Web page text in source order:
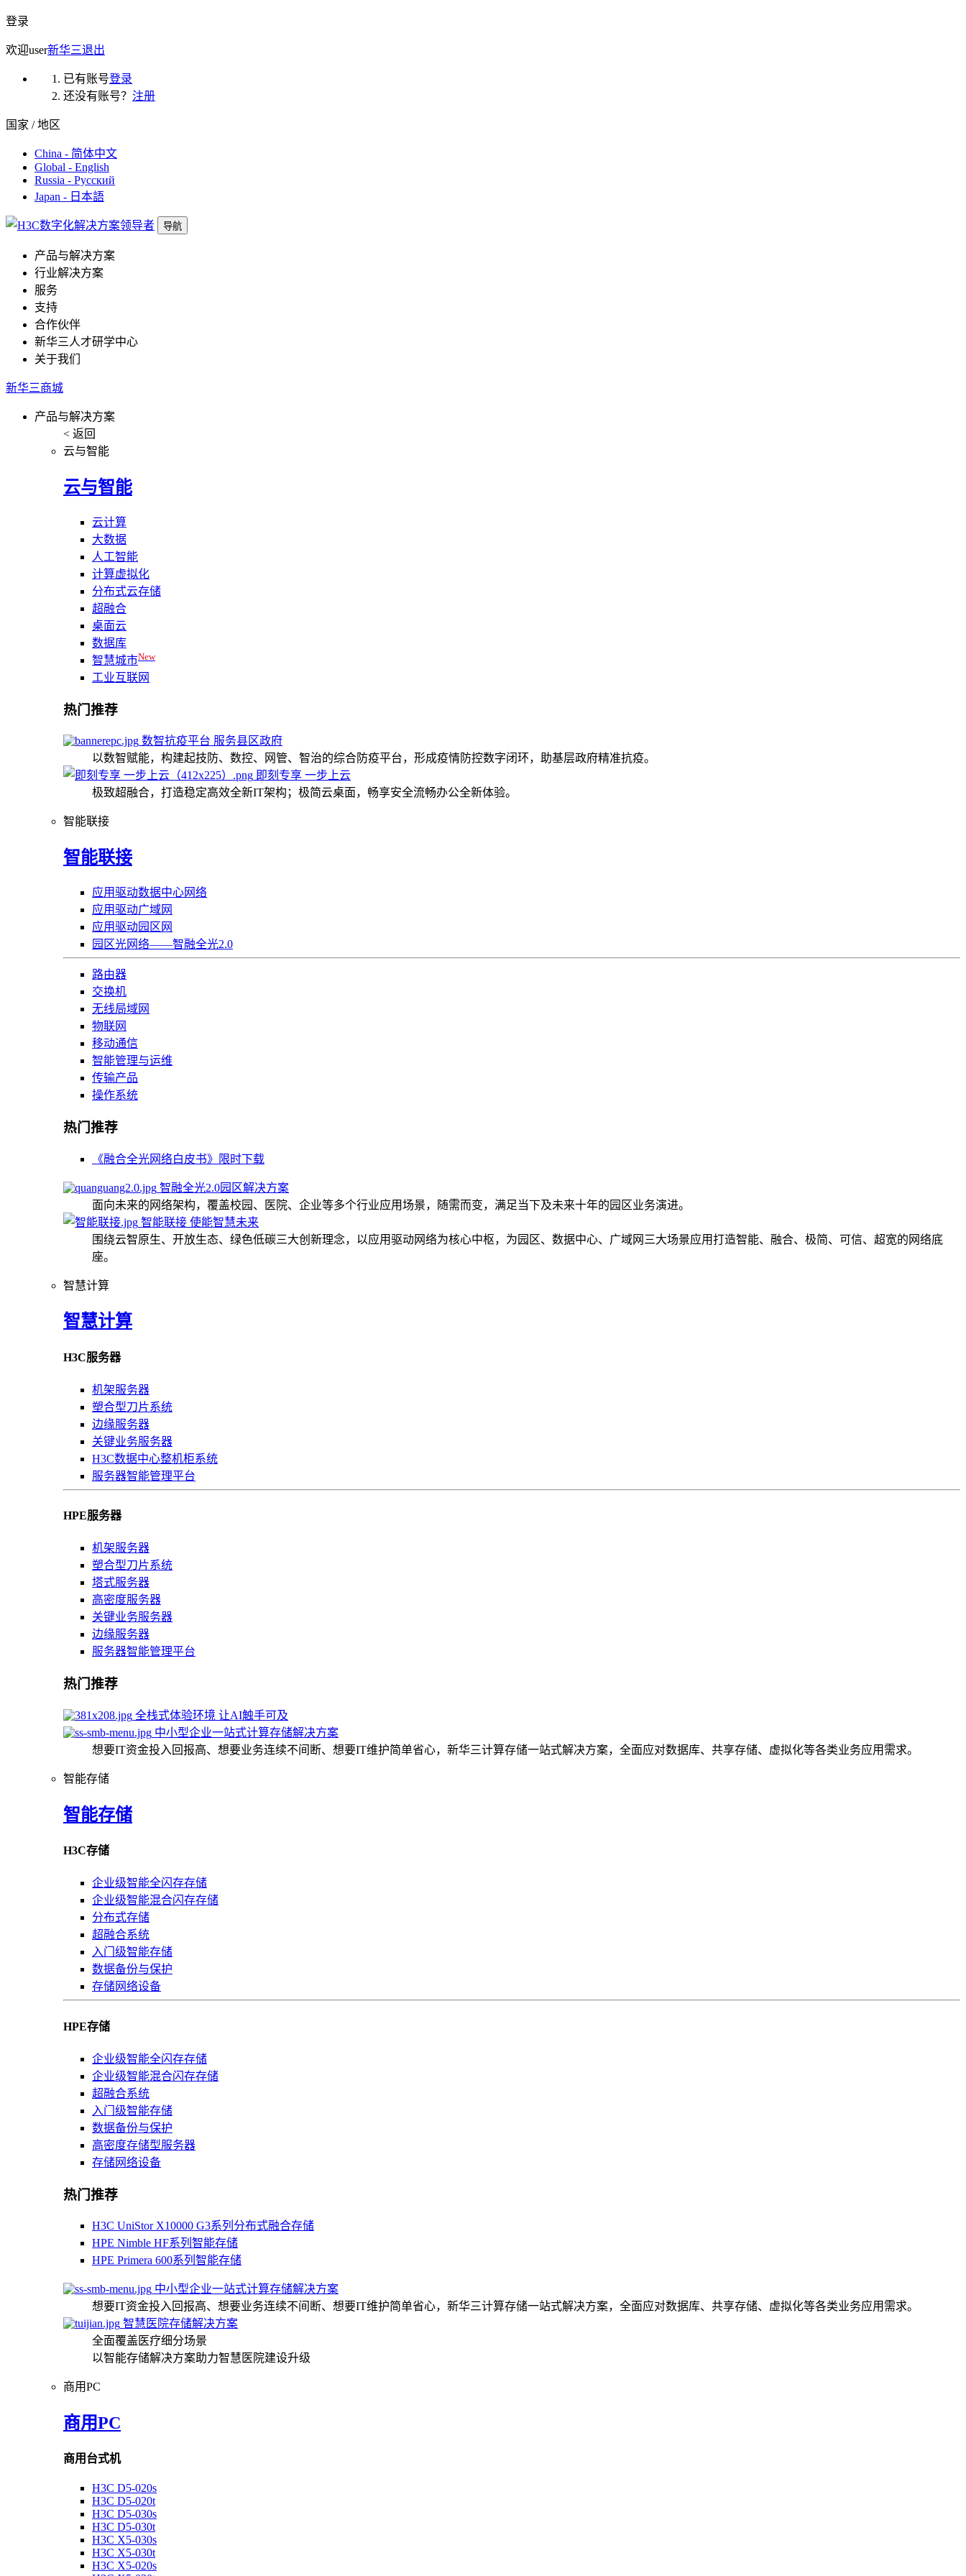
登录
欢迎user新华三退出
已有账号登录
还没有账号？ 注册
国家 / 地区
China - 简体中文
Global - English
Russia - Русский
Japan - 日本語
导航
产品与解决方案
行业解决方案
服务
支持
合作伙伴
新华三人才研学中心
关于我们
新华三商城
产品与解决方案
< 返回
云与智能
云与智能
云计算
大数据
人工智能
计算虚拟化
分布式云存储
超融合
桌面云
数据库
智慧城市New
工业互联网
热门推荐
数智抗疫平台 服务县区政府
以数智赋能，构建起技防、数控、网管、智治的综合防疫平台，形成疫情防控数字闭环，助基层政府精准抗疫。
即刻专享 一步上云
极致超融合，打造稳定高效全新IT架构；极简云桌面，畅享安全流畅办公全新体验。
智能联接
智能联接
应用驱动数据中心网络
应用驱动广域网
应用驱动园区网
园区光网络——智融全光2.0
路由器
交换机
无线局域网
物联网
移动通信
智能管理与运维
传输产品
操作系统
热门推荐
《融合全光网络白皮书》限时下载
智融全光2.0园区解决方案
面向未来的网络架构，覆盖校园、医院、企业等多个行业应用场景，随需而变，满足当下及未来十年的园区业务演进。
智能联接 使能智慧未来
围绕云智原生、开放生态、绿色低碳三大创新理念，以应用驱动网络为核心中枢，为园区、数据中心、广域网三大场景应用打造智能、融合、极简、可信、超宽的网络底
座。
智慧计算
智慧计算
H3C服务器
机架服务器
塑合型刀片系统
边缘服务器
关键业务服务器
H3C数据中心整机柜系统
服务器智能管理平台
HPE服务器
机架服务器
塑合型刀片系统
塔式服务器
高密度服务器
关键业务服务器
边缘服务器
服务器智能管理平台
热门推荐
全栈式体验环境 让AI触手可及
中小型企业一站式计算存储解决方案
想要IT资金投入回报高、想要业务连续不间断、想要IT维护简单省心，新华三计算存储一站式解决方案，全面应对数据库、共享存储、虚拟化等各类业务应用需求。
智能存储
智能存储
H3C存储
企业级智能全闪存存储
企业级智能混合闪存存储
分布式存储
超融合系统
入门级智能存储
数据备份与保护
存储网络设备
HPE存储
企业级智能全闪存存储
企业级智能混合闪存存储
超融合系统
入门级智能存储
数据备份与保护
高密度存储型服务器
存储网络设备
热门推荐
H3C UniStor X10000 G3系列分布式融合存储
HPE Nimble HF系列智能存储
HPE Primera 600系列智能存储
中小型企业一站式计算存储解决方案
想要IT资金投入回报高、想要业务连续不间断、想要IT维护简单省心，新华三计算存储一站式解决方案，全面应对数据库、共享存储、虚拟化等各类业务应用需求。
智慧医院存储解决方案
全面覆盖医疗细分场景
以智能存储解决方案助力智慧医院建设升级
商用PC
商用PC
商用台式机
H3C D5-020s
H3C D5-020t
H3C D5-030s
H3C D5-030t
H3C X5-030s
H3C X5-030t
H3C X5-020s